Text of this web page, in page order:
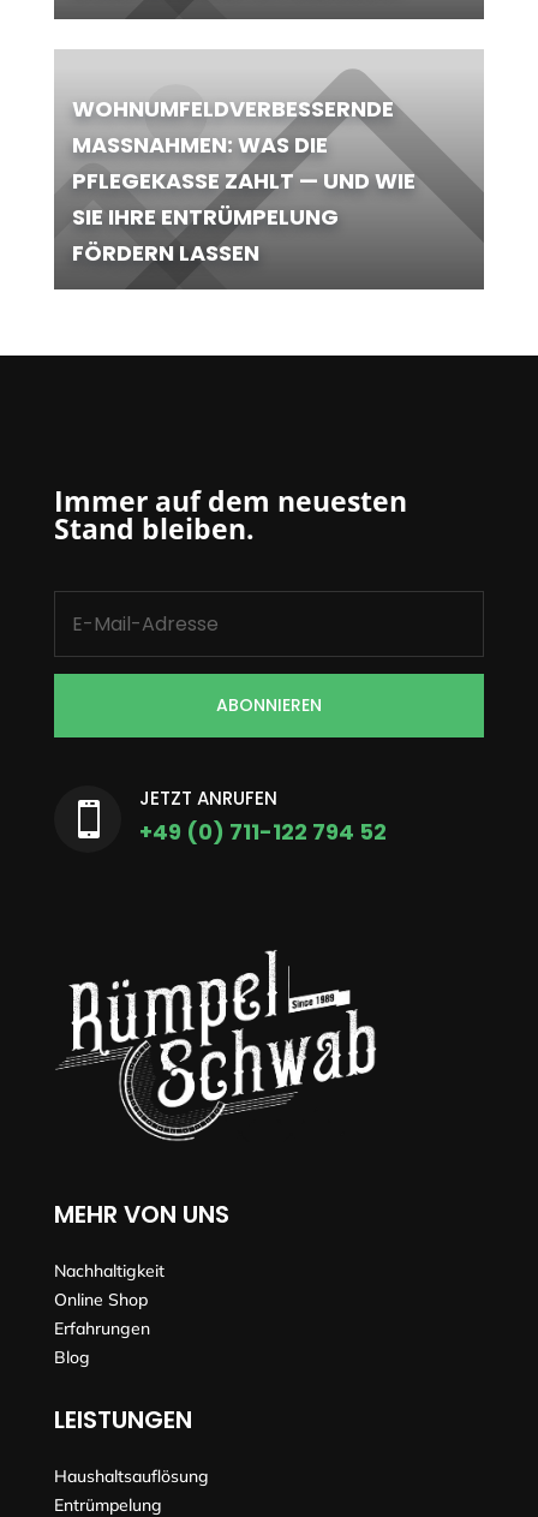
WOHNUMFELDVERBESSERNDE
MASSNAHMEN: WAS DIE P
FLEGEKASSE ZAHLT — UND WIE S
IE IHRE ENTRÜMPELUNG F
ÖRDERN LASSEN
Immer auf dem neuesten
Stand bleiben.
ABONNIEREN

JETZT ANRUFEN
+49 (0) 711-122 794 52
MEHR VON UNS
Nachhaltigkeit
Online Shop
Erfahrungen
Blog
LEISTUNGEN
Haushaltsauflösung
Entrümpelung